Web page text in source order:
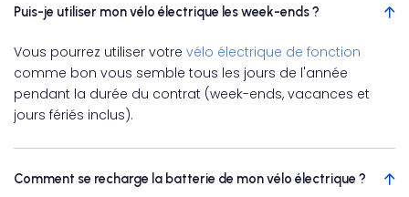
Puis-je utiliser mon vélo électrique les week-ends ?
Vous pourrez utiliser votre vélo électrique de fonction
comme bon vous semble tous les jours de l'année
pendant la durée du contrat (week-ends, vacances et
jours fériés inclus).
Comment se recharge la batterie de mon vélo électrique ?